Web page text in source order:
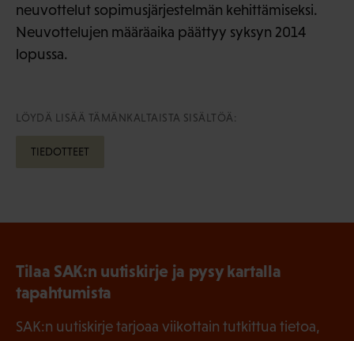
neuvottelut sopimusjärjestelmän kehittämiseksi.
Neuvottelujen määräaika päättyy syksyn 2014
lopussa.
LÖYDÄ LISÄÄ TÄMÄNKALTAISTA SISÄLTÖÄ:
TIEDOTTEET
Tilaa SAK:n uutiskirje ja pysy kartalla
tapahtumista
SAK:n uutiskirje tarjoaa viikottain tutkittua tietoa,